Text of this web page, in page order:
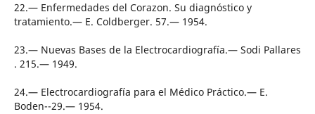
22.— Enfermedades del Corazon. Su diagnóstico y
tratamiento.— E. Coldberger. 57.— 1954.
23.— Nuevas Bases de la Electrocardiografía.— Sodi Pallares
. 215.— 1949.
24.— Electrocardiografía para el Médico Práctico.— E.
Boden--29.— 1954.